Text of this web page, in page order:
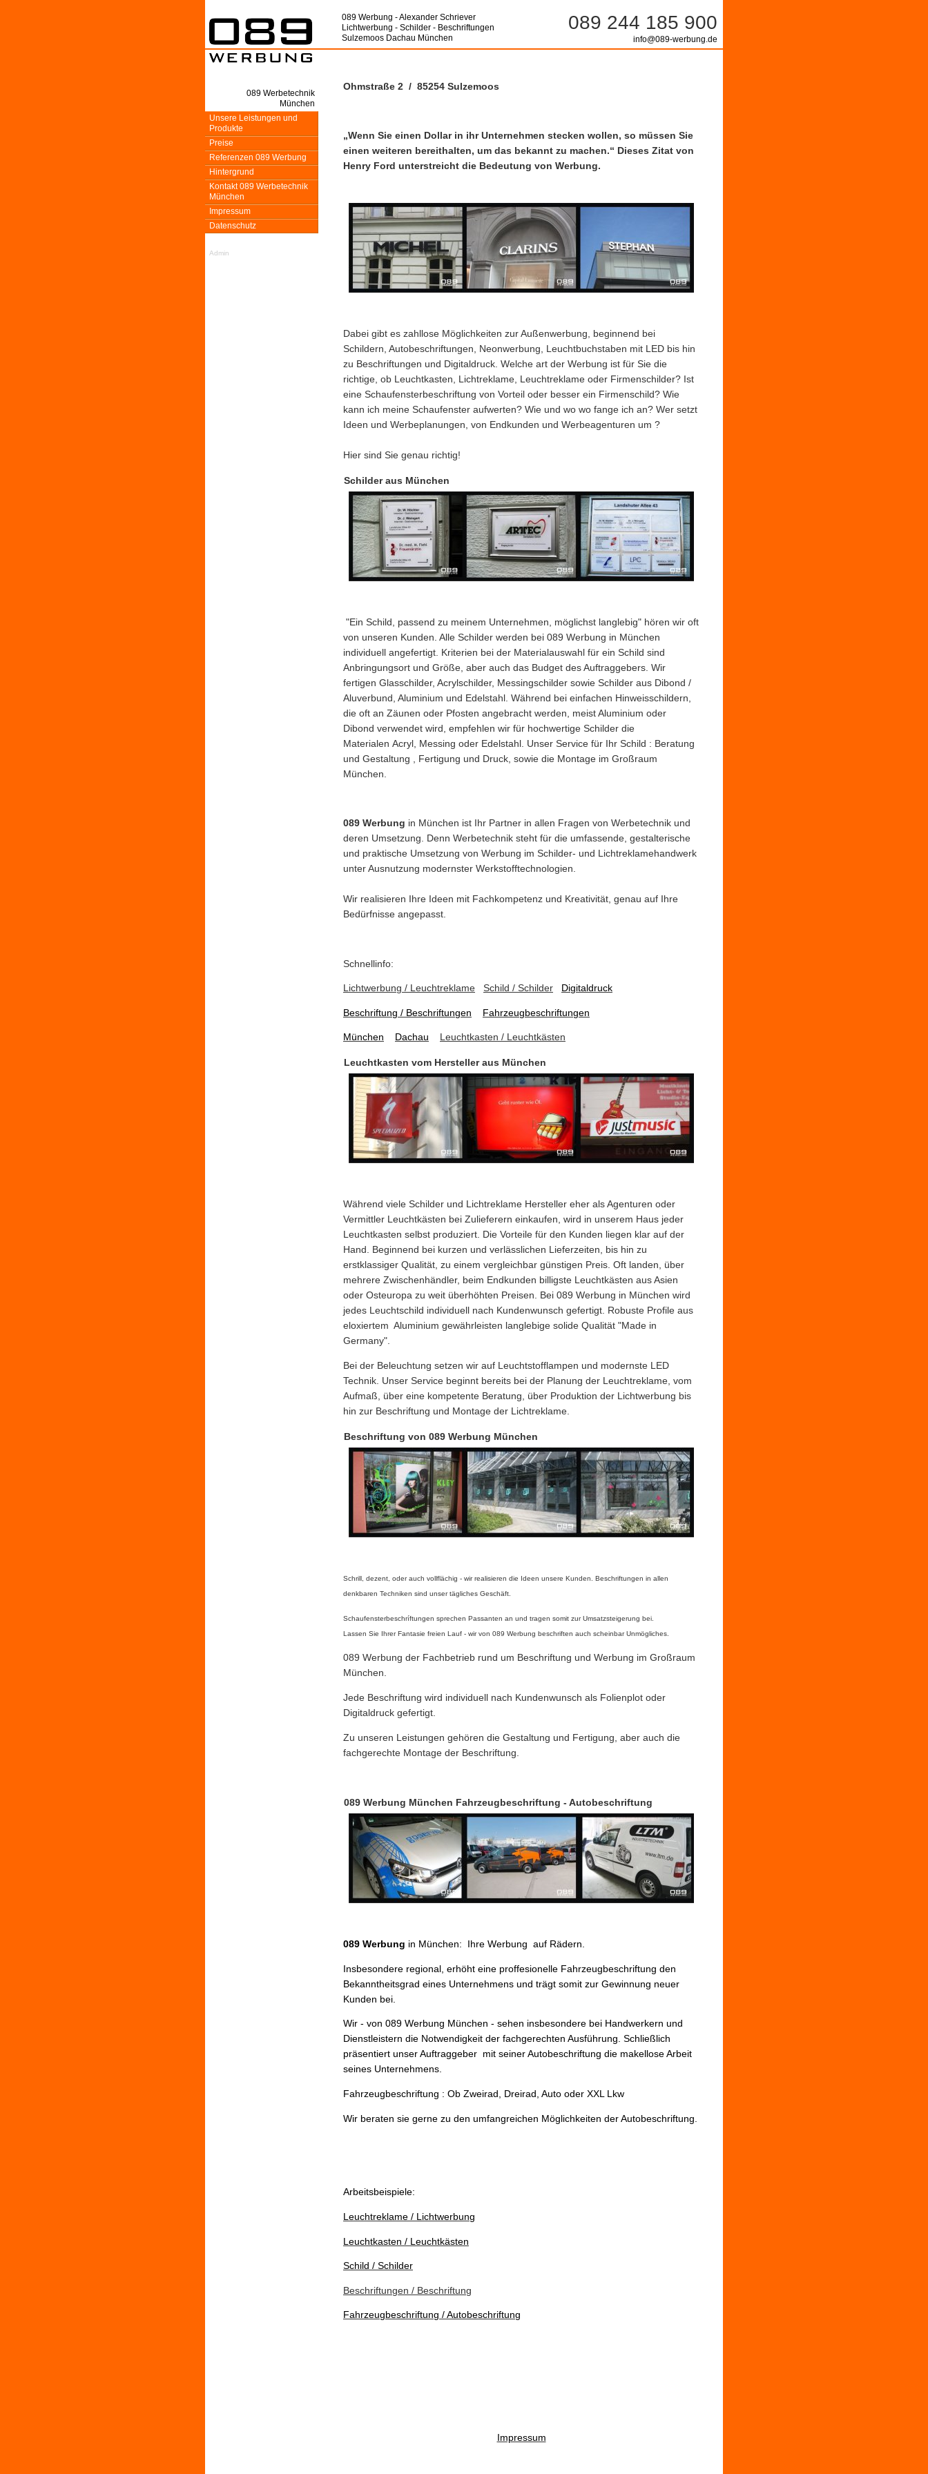
089 Werbung - Alexander Schriever
Lichtwerbung - Schilder - Beschriftungen
Sulzemoos Dachau München
089 244 185 900
info@089-werbung.de
Ohmstraße 2 / 85254 Sulzemoos
„Wenn Sie einen Dollar in ihr Unternehmen stecken wollen, so müssen Sie
einen weiteren bereithalten, um das bekannt zu machen.“ Dieses Zitat von
Henry Ford unterstreicht die Bedeutung von Werbung.
Dabei gibt es zahllose Möglichkeiten zur Außenwerbung, beginnend bei
Schildern, Autobeschriftungen, Neonwerbung, Leuchtbuchstaben mit LED bis hin
zu Beschriftungen und Digitaldruck. Welche art der Werbung ist für Sie die
richtige, ob Leuchtkasten, Lichtreklame, Leuchtreklame oder Firmenschilder? Ist
eine Schaufensterbeschriftung von Vorteil oder besser ein Firmenschild? Wie
kann ich meine Schaufenster aufwerten? Wie und wo wo fange ich an? Wer setzt
Ideen und Werbeplanungen, von Endkunden und Werbeagenturen um ?
Hier sind Sie genau richtig!
Schilder aus München
"Ein Schild, passend zu meinem Unternehmen, möglichst langlebig" hören wir oft
von unseren Kunden. Alle Schilder werden bei 089 Werbung in München
individuell angefertigt. Kriterien bei der Materialauswahl für ein Schild sind
Anbringungsort und Größe, aber auch das Budget des Auftraggebers. Wir
fertigen Glasschilder, Acrylschilder, Messingschilder sowie Schilder aus Dibond /
Aluverbund, Aluminium und Edelstahl. Während bei einfachen Hinweisschildern,
die oft an Zäunen oder Pfosten angebracht werden, meist Aluminium oder
Dibond verwendet wird, empfehlen wir für hochwertige Schilder die
Materialen Acryl, Messing oder Edelstahl. Unser Service für Ihr Schild : Beratung
und Gestaltung , Fertigung und Druck, sowie die Montage im Großraum
München.
089 Werbung in München ist Ihr Partner in allen Fragen von Werbetechnik und
deren Umsetzung. Denn Werbetechnik steht für die umfassende, gestalterische
und praktische Umsetzung von Werbung im Schilder- und Lichtreklamehandwerk
unter Ausnutzung modernster Werkstofftechnologien.
Wir realisieren Ihre Ideen mit Fachkompetenz und Kreativität, genau auf Ihre
Bedürfnisse angepasst.
Schnellinfo:
Lichtwerbung / Leuchtreklame Schild / Schilder Digitaldruck
Beschriftung / Beschriftungen Fahrzeugbeschriftungen
München Dachau Leuchtkasten / Leuchtkästen
Leuchtkasten vom Hersteller aus München
Während viele Schilder und Lichtreklame Hersteller eher als Agenturen oder
Vermittler Leuchtkästen bei Zulieferern einkaufen, wird in unserem Haus jeder
Leuchtkasten selbst produziert. Die Vorteile für den Kunden liegen klar auf der
Hand. Beginnend bei kurzen und verlässlichen Lieferzeiten, bis hin zu
erstklassiger Qualität, zu einem vergleichbar günstigen Preis. Oft landen, über
mehrere Zwischenhändler, beim Endkunden billigste Leuchtkästen aus Asien
oder Osteuropa zu weit überhöhten Preisen. Bei 089 Werbung in München wird
jedes Leuchtschild individuell nach Kundenwunsch gefertigt. Robuste Profile aus
eloxiertem Aluminium gewährleisten langlebige solide Qualität "Made in
Germany".
Bei der Beleuchtung setzen wir auf Leuchtstofflampen und modernste LED
Technik. Unser Service beginnt bereits bei der Planung der Leuchtreklame, vom
Aufmaß, über eine kompetente Beratung, über Produktion der Lichtwerbung bis
hin zur Beschriftung und Montage der Lichtreklame.
Beschriftung von 089 Werbung München
Schrill, dezent, oder auch vollflächig - wir realisieren die Ideen unsere Kunden. Beschriftungen in allen
denkbaren Techniken sind unser tägliches Geschäft.
Schaufensterbeschríftungen sprechen Passanten an und tragen somit zur Umsatzsteigerung bei.
Lassen Sie Ihrer Fantasie freien Lauf - wir von 089 Werbung beschriften auch scheinbar Unmögliches.
089 Werbung der Fachbetrieb rund um Beschriftung und Werbung im Großraum
München.
Jede Beschriftung wird individuell nach Kundenwunsch als Folienplot oder
Digitaldruck gefertigt.
Zu unseren Leistungen gehören die Gestaltung und Fertigung, aber auch die
fachgerechte Montage der Beschriftung.
089 Werbung München Fahrzeugbeschriftung - Autobeschriftung
089 Werbung in München: Ihre Werbung auf Rädern.
Insbesondere regional, erhöht eine proffesionelle Fahrzeugbeschriftung den
Bekanntheitsgrad eines Unternehmens und trägt somit zur Gewinnung neuer
Kunden bei.
Wir - von 089 Werbung München - sehen insbesondere bei Handwerkern und
Dienstleistern die Notwendigkeit der fachgerechten Ausführung. Schließlich
präsentiert unser Auftraggeber mit seiner Autobeschriftung die makellose Arbeit
seines Unternehmens.
Fahrzeugbeschriftung : Ob Zweirad, Dreirad, Auto oder XXL Lkw
Wir beraten sie gerne zu den umfangreichen Möglichkeiten der Autobeschriftung.
Arbeitsbeispiele:
Leuchtreklame / Lichtwerbung
Leuchtkasten / Leuchtkästen
Schild / Schilder
Beschriftungen / Beschriftung
Fahrzeugbeschriftung / Autobeschriftung
Impressum
089 Werbetechnik
München
Unsere Leistungen und
Produkte
Preise
Referenzen 089 Werbung
Hintergrund
Kontakt 089 Werbetechnik
München
Impressum
Datenschutz
Admin